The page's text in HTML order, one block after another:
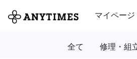
マイページ
全て 修理・組